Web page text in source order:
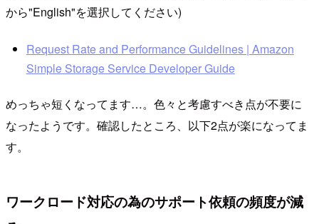
から"English"を選択してください)
Request Rate and Performance Guidelines | Amazon
Simple Storage Service Developer Guide
めっちゃ短くなってます…。色々と考慮すべき点が不要に
なったようです。確認したところ、以下2点が楽になってま
す。
ワークロード対応の為のサポート依頼の頻度が減